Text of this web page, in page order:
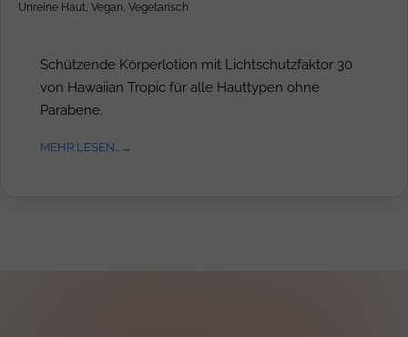
Unreine Haut, Vegan, Vegetarisch
Schützende Körperlotion mit Lichtschutzfaktor 30
von Hawaiian Tropic für alle Hauttypen ohne
Parabene.
MEHR LESEN...